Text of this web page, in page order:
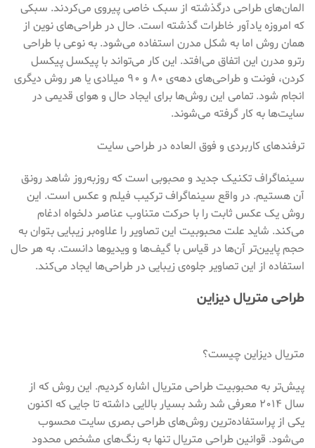
المان‌های طراحی درگذشته از سبک خاصی پیروی می‌کردند. سبکی
که امروزه یادآور خاطرات گذشته است. حال در طراحی‌های نوین از
همان روش اما به شکل مدرن استفاده می‌شود. به نوعی با طراحی
رترو مدرن این اتفاق می‌افتد. این کار می‌تواند با پیکسل پیکسل
کردن، فونت و طراحی‌های دهه‌ی ۸۰ و ۹۰ میلادی یا هر روش دیگری
انجام شود. تمامی این روش‌ها برای ایجاد حال و هوای قدیمی در
سایت‌ها به کار گرفته می‌شوند.
ترفندهای کاربردی و فوق العاده در طراحی سایت
سینماگراف تکنیک جدید و محبوبی است که روزبه‌روز شاهد رونق
آن هستیم. در واقع سینماگراف ترکیب فیلم و عکس است. این
روش یک عکس ثابت را با حرکت متناوب عناصر دلخواه ادغام
می‌کند. شاید علت محبوبیت این تصاویر را علاوه‌بر زیبایی بتوان به
حجم پایین‌تر آن‌ها در قیاس با گیف‌ها و ویدیوها دانست. به هر حال
استفاده از این تصاویر جلوه‌ی زیبایی در طراحی‌ها ایجاد می‌کند.
طراحی متریال دیزاین
متریال دیزاین چیست؟
پیش‌تر به محبوبیت طراحی متریال اشاره کردیم. این روش که از
سال ۲۰۱۴ معرفی شد رشد بسیار بالایی داشته تا جایی که اکنون
یکی از پراستفاده‌ترین روش‌های طراحی بصری سایت محسوب
می‌شود. قوانین طراحی متریال تنها به رنگ‌های مشخص محدود